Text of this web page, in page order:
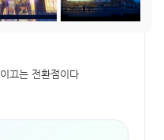
끄는 전환점이다